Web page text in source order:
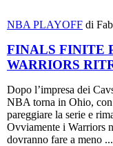
NBA PLAYOFF di
FINALS FINITE
WARRIORS
Dopo l’impresa dei
NBA torna in Ohio,
pareggiare la serie e
Ovviamente i Warriors
dovranno fare a meno ...